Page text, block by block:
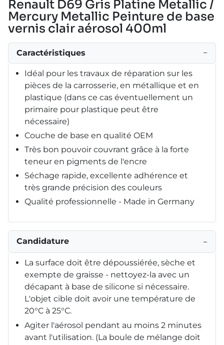
Renault D69 Gris Platine Metallic /
Mercury Metallic Peinture de base
vernis clair aérosol 400ml
Caractéristiques −
Idéal pour les travaux de réparation sur les
pièces de la carrosserie, en métallique et en
plastique (dans ce cas éventuellement un
primaire pour plastique peut être
nécessaire)
Couche de base en qualité OEM
Très bon pouvoir couvrant grâce à la forte
teneur en pigments de l'encre
Séchage rapide, excellente adhérence et
très grande précision des couleurs
Qualité professionnelle - Made in Germany
Candidature −
La surface doit être dépoussiérée, sèche et
exempte de graisse - nettoyez-la avec un
décapant à base de silicone si nécessaire.
L'objet cible doit avoir une température de
20°C à 25°C.
Agiter l'aérosol pendant au moins 2 minutes
avant l'utilisation. (La boule de mélange doit